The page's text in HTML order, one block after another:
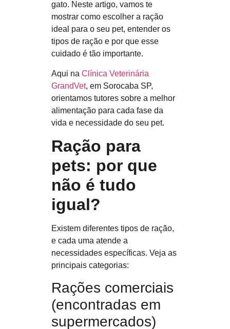
gato. Neste artigo, vamos te
mostrar como escolher a ração
ideal para o seu pet, entender os
tipos de ração e por que esse
cuidado é tão importante.
Aqui na Clínica Veterinária
GrandVet, em Sorocaba SP,
orientamos tutores sobre a melhor
alimentação para cada fase da
vida e necessidade do seu pet.
Ração para
pets: por que
não é tudo
igual?
Existem diferentes tipos de ração,
e cada uma atende a
necessidades específicas. Veja as
principais categorias:
Rações comerciais
(encontradas em
supermercados)